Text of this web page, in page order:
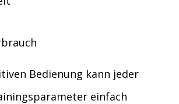
Bedienung kann jeder
einfach